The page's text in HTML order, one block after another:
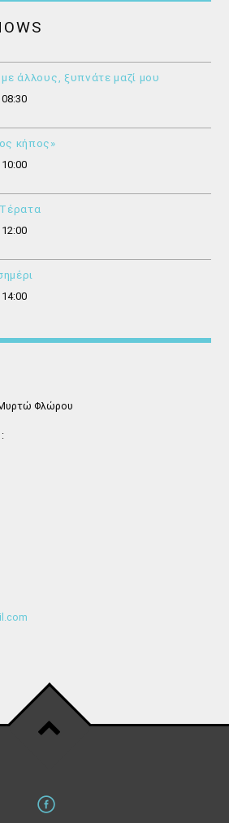
άλλους, ξυπνάτε μαζί μου
08:30
κήπος»
10:00
12:00
14:00
Μυρτώ Φλώρου